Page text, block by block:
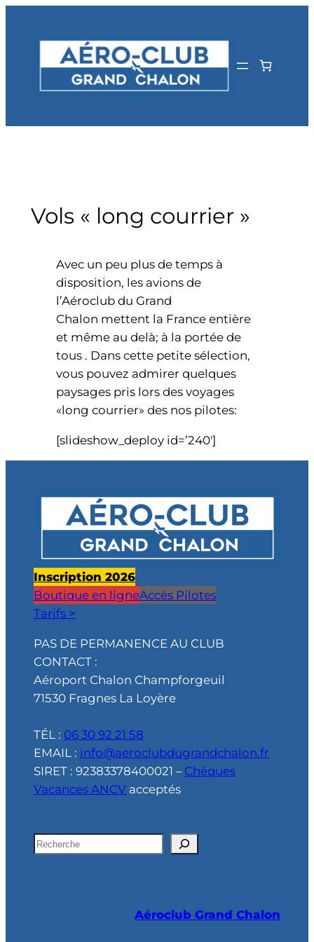
Vols « long courrier »
Avec un peu plus de temps à
disposition, les avions de
l’Aéroclub du Grand
Chalon mettent la France entière
et même au delà; à la portée de
tous . Dans cette petite sélection,
vous pouvez admirer quelques
paysages pris lors des voyages
«long courrier» des nos pilotes:
[slideshow_deploy id=’240′]
Inscription 2026
Boutique en ligneAccès Pilotes
Tarifs >
PAS DE PERMANENCE AU CLUB
CONTACT :
Aéroport Chalon Champforgeuil
71530 Fragnes La Loyère
TÉL : 06 30 92 21 58
EMAIL : info@aeroclubdugrandchalon.fr
SIRET : 92383378400021 – Chèques
Vacances ANCV acceptés
R
Aéroclub Grand Chalon